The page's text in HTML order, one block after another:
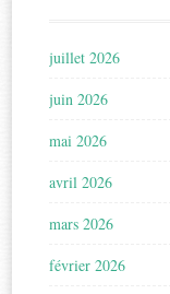
juillet 2026
juin 2026
mai 2026
avril 2026
mars 2026
février 2026